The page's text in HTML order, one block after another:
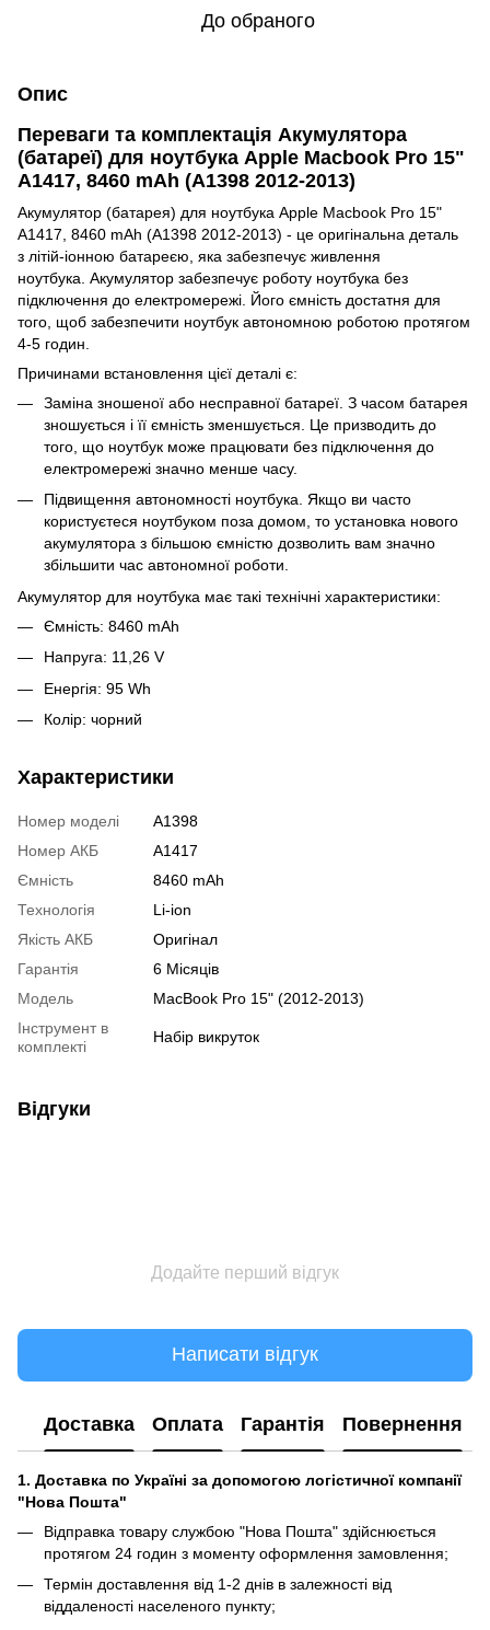
До обраного
Опис
Переваги та комплектація Акумулятора
(батареї) для ноутбука Apple Macbook Pro 15"
A1417, 8460 mAh (A1398 2012-2013)
Акумулятор (батарея) для ноутбука Apple Macbook Pro 15"
A1417, 8460 mAh (A1398 2012-2013) - це оригінальна деталь
з літій-іонною батареєю, яка забезпечує живлення
ноутбука. Акумулятор забезпечує роботу ноутбука без
підключення до електромережі. Його ємність достатня для
того, щоб забезпечити ноутбук автономною роботою протягом
4-5 годин.
Причинами встановлення цієї деталі є:
Заміна зношеної або несправної батареї. З часом батарея
зношується і її ємність зменшується. Це призводить до
того, що ноутбук може працювати без підключення до
електромережі значно менше часу.
Підвищення автономності ноутбука. Якщо ви часто
користуєтеся ноутбуком поза домом, то установка нового
акумулятора з більшою ємністю дозволить вам значно
збільшити час автономної роботи.
Акумулятор для ноутбука має такі технічні характеристики:
Ємність: 8460 mAh
Напруга: 11,26 V
Енергія: 95 Wh
Колір: чорний
Характеристики
Номер моделі
A1398
Номер АКБ
A1417
Ємність
8460 mAh
Технологія
Li-ion
Якість АКБ
Оригінал
Гарантія
6 Місяців
Модель
MacBook Pro 15" (2012-2013)
Інструмент в
комплекті
Набір викруток
Відгуки
Додайте перший відгук
Написати відгук
Доставка Оплата Гарантія Повернення
1. Доставка по Україні за допомогою логістичної компанії
"Нова Пошта"
Відправка товару службою "Нова Пошта" здійснюється
протягом 24 годин з моменту оформлення замовлення;
Термін доставлення від 1-2 днів в залежності від
віддаленості населеного пункту;